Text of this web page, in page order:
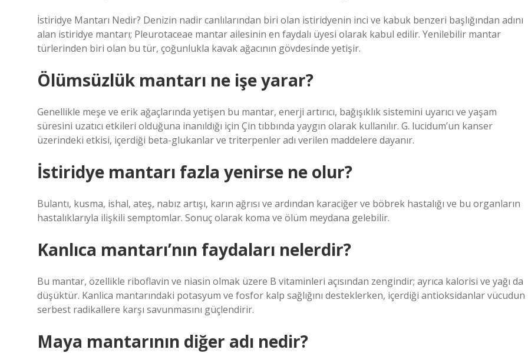
İstiridye Mantarı Nedir? Denizin nadir canlılarından biri olan istiridyenin inci ve kabuk benzeri başlığından adını
alan istiridye mantarı; Pleurotaceae mantar ailesinin en faydalı üyesi olarak kabul edilir. Yenilebilir mantar
türlerinden biri olan bu tür, çoğunlukla kavak ağacının gövdesinde yetişir.
Ölümsüzlük mantarı ne işe yarar?
Genellikle meşe ve erik ağaçlarında yetişen bu mantar, enerji artırıcı, bağışıklık sistemini uyarıcı ve yaşam
süresini uzatıcı etkileri olduğuna inanıldığı için Çin tıbbında yaygın olarak kullanılır. G. lucidum’un kanser
üzerindeki etkisi, içerdiği beta-glukanlar ve triterpenler adı verilen maddelere dayanır.
İstiridye mantarı fazla yenirse ne olur?
Bulantı, kusma, ishal, ateş, nabız artışı, karın ağrısı ve ardından karaciğer ve böbrek hastalığı ve bu organların
hastalıklarıyla ilişkili semptomlar. Sonuç olarak koma ve ölüm meydana gelebilir.
Kanlıca mantarı’nın faydaları nelerdir?
Bu mantar, özellikle riboflavin ve niasin olmak üzere B vitaminleri açısından zengindir; ayrıca kalorisi ve yağı da
düşüktür. Kanlica mantarındaki potasyum ve fosfor kalp sağlığını desteklerken, içerdiği antioksidanlar vücudun
serbest radikallere karşı savunmasını güçlendirir.
Maya mantarının diğer adı nedir?